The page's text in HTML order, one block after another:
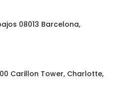
08013 Barcelona,
Carillon Tower, Charlotte,